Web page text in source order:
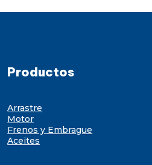
Productos
Arrastre
Motor
Frenos y Embrague
Aceites